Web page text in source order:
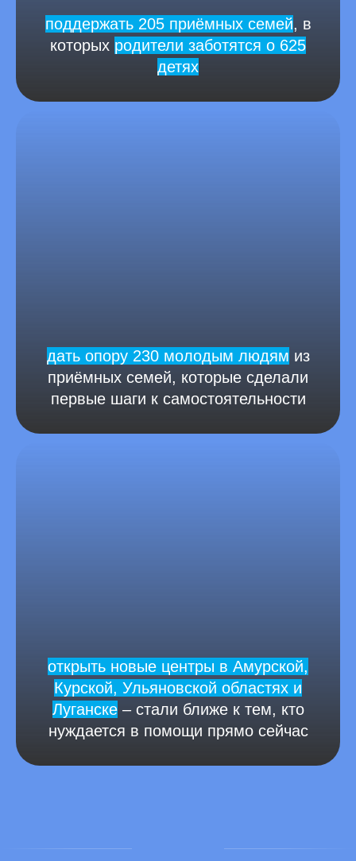
поддержать 205 приёмных семей, в
которых родители заботятся о 625
детях
дать опору 230 молодым людям из
приёмных семей, которые сделали
первые шаги к самостоятельности
открыть новые центры в Амурской,
Курской, Ульяновской областях и
Луганске– стали ближе к тем, кто
нуждается в помощи прямо сейчас